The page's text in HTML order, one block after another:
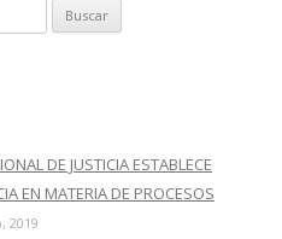
DE JUSTICIA ESTABLECE
EN MATERIA DE PROCESOS
2019